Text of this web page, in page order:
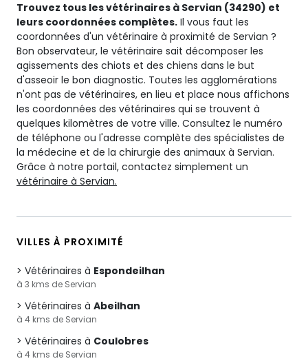
Trouvez tous les vétérinaires à Servian (34290) et
leurs coordonnées complètes. Il vous faut les
coordonnées d'un vétérinaire à proximité de Servian ?
Bon observateur, le vétérinaire sait décomposer les
agissements des chiots et des chiens dans le but
d'asseoir le bon diagnostic. Toutes les agglomérations
n'ont pas de vétérinaires, en lieu et place nous affichons
les coordonnées des vétérinaires qui se trouvent à
quelques kilomètres de votre ville. Consultez le numéro
de téléphone ou l'adresse complète des spécialistes de
la médecine et de la chirurgie des animaux à Servian.
Grâce à notre portail, contactez simplement un
vétérinaire à Servian.
VILLES À PROXIMITÉ
Vétérinaires à Espondeilhan
à 3 kms de Servian
Vétérinaires à Abeilhan
à 4 kms de Servian
Vétérinaires à Coulobres
à 4 kms de Servian